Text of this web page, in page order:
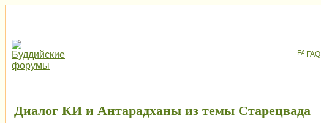
FAQ
Диалог КИ и Антарадханы из темы Старецвада